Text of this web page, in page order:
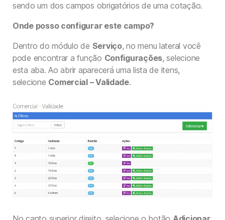
sendo um dos campos obrigatórios de uma cotação.
Onde posso configurar este campo?
Dentro do módulo de Serviço, no menu lateral você
pode encontrar a função Configurações, selecione
esta aba. Ao abrir aparecerá uma lista de itens,
selecione Comercial – Validade.